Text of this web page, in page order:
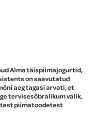
Alma täispiimajogurtid,
on saavutatud
aeg tagasi arvati, et
tervisesõbralikum valik,
piimatoodetest